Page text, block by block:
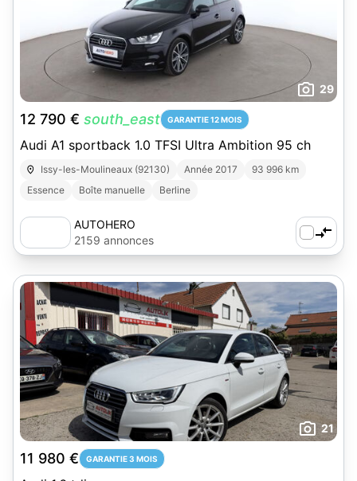
29
12 790 € south_east GARANTIE 12 MOIS
Audi A1 sportback 1.0 TFSI Ultra Ambition 95 ch
Issy-les-Moulineaux (92130) Année 2017
93 996 km
Essence
Boîte manuelle Berline
AUTOHERO
2159 annonces
21
11 980 € GARANTIE 3 MOIS